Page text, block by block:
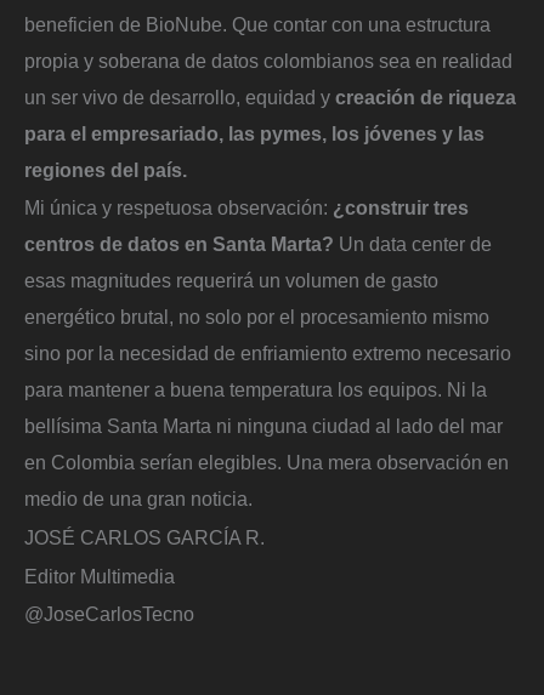
beneficien de BioNube. Que contar con una estructura
propia y soberana de datos colombianos sea en realidad
un ser vivo de desarrollo, equidad y creación de riqueza
para el empresariado, las pymes, los jóvenes y las
regiones del país.
Mi única y respetuosa observación: ¿construir tres
centros de datos en Santa Marta? Un data center de
esas magnitudes requerirá un volumen de gasto
energético brutal, no solo por el procesamiento mismo
sino por la necesidad de enfriamiento extremo necesario
para mantener a buena temperatura los equipos. Ni la
bellísima Santa Marta ni ninguna ciudad al lado del mar
en Colombia serían elegibles. Una mera observación en
medio de una gran noticia.
JOSÉ CARLOS GARCÍA R.
Editor Multimedia
@JoseCarlosTecno